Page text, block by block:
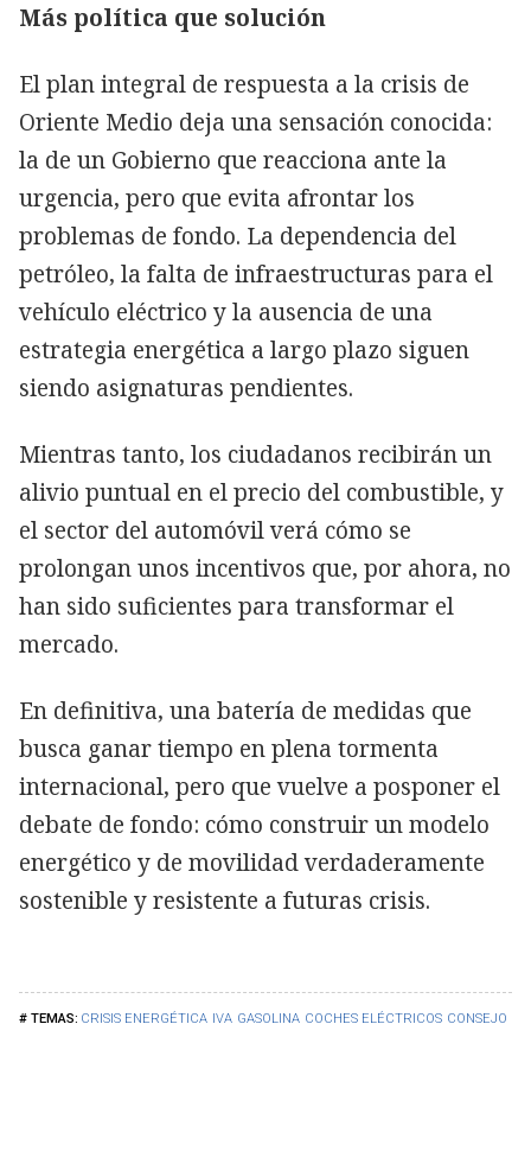
CRISIS ENERGÉTICA IVA GASOLINA COCHES ELÉCTRICOS CONSEJO
Más política que solución
El plan integral de respuesta a la crisis de
Oriente Medio deja una sensación conocida:
la de un Gobierno que reacciona ante la
urgencia, pero que evita afrontar los
problemas de fondo. La dependencia del
petróleo, la falta de infraestructuras para el
vehículo eléctrico y la ausencia de una
estrategia energética a largo plazo siguen
siendo asignaturas pendientes.
Mientras tanto, los ciudadanos recibirán un
alivio puntual en el precio del combustible, y
el sector del automóvil verá cómo se
prolongan unos incentivos que, por ahora, no
han sido suficientes para transformar el
mercado.
En definitiva, una batería de medidas que
busca ganar tiempo en plena tormenta
internacional, pero que vuelve a posponer el
debate de fondo: cómo construir un modelo
energético y de movilidad verdaderamente
sostenible y resistente a futuras crisis.